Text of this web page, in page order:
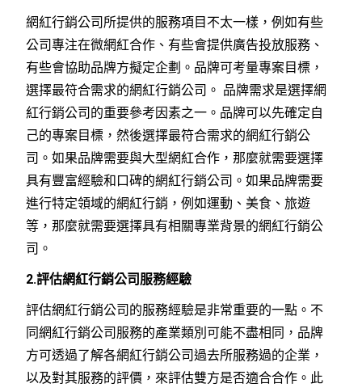
網紅行銷公司所提供的服務項目不太一樣，例如有些
公司專注在微網紅合作、有些會提供廣告投放服務、
有些會協助品牌方擬定企劃。品牌可考量專案目標，
選擇最符合需求的網紅行銷公司。 品牌需求是選擇網
紅行銷公司的重要參考因素之一。品牌可以先確定自
己的專案目標，然後選擇最符合需求的網紅行銷公
司。如果品牌需要與大型網紅合作，那麼就需要選擇
具有豐富經驗和口碑的網紅行銷公司。如果品牌需要
進行特定領域的網紅行銷，例如運動、美食、旅遊
等，那麼就需要選擇具有相關專業背景的網紅行銷公
司。
2.評估網紅行銷公司服務經驗
評估網紅行銷公司的服務經驗是非常重要的一點。不
同網紅行銷公司服務的產業類別可能不盡相同，品牌
方可透過了解各網紅行銷公司過去所服務過的企業，
以及對其服務的評價，來評估雙方是否適合合作。此